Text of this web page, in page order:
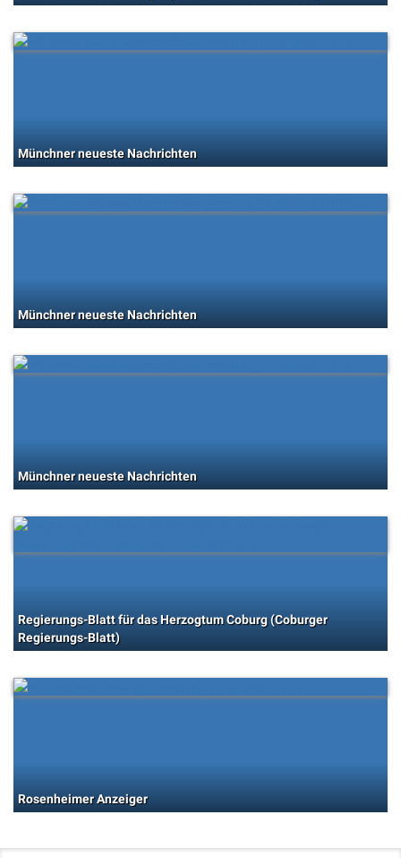
Münchner neueste Nachrichten
Münchner neueste Nachrichten
Münchner neueste Nachrichten
Regierungs-Blatt für das Herzogtum Coburg (Coburger
Regierungs-Blatt)
Rosenheimer Anzeiger